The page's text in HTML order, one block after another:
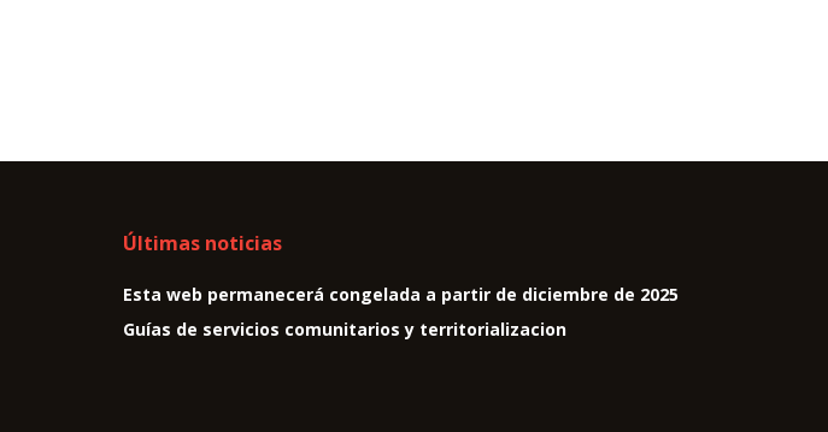
Últimas noticias
Esta web permanecerá congelada a partir de diciembre de 2025
Guías de servicios comunitarios y territorializacion